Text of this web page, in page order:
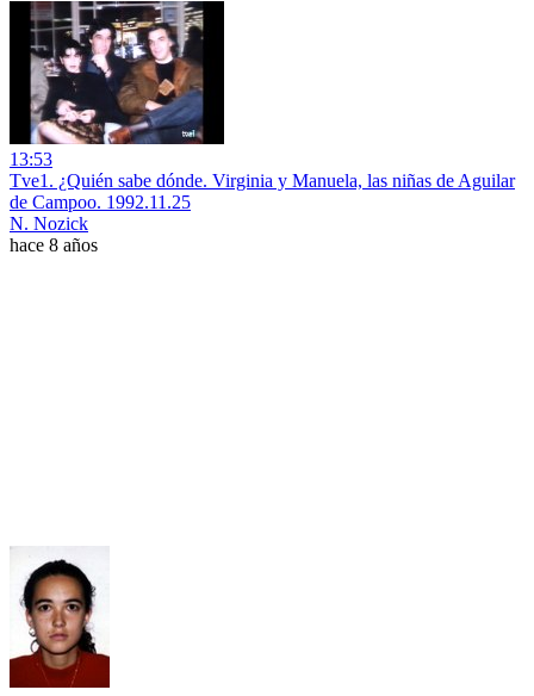
13:53
Tve1. ¿Quién sabe dónde. Virginia y Manuela, las niñas de Aguilar
de Campoo. 1992.11.25
N. Nozick
hace 8 años